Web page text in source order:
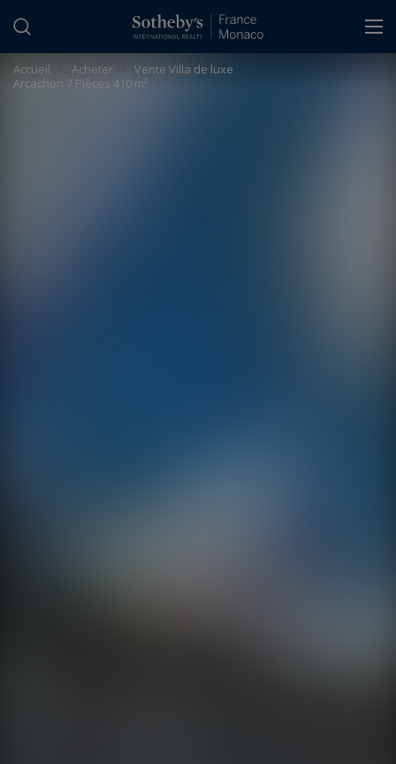
Accueil Acheter > Vente Villa de luxe
Arcachon 7 Pièces 410 m²